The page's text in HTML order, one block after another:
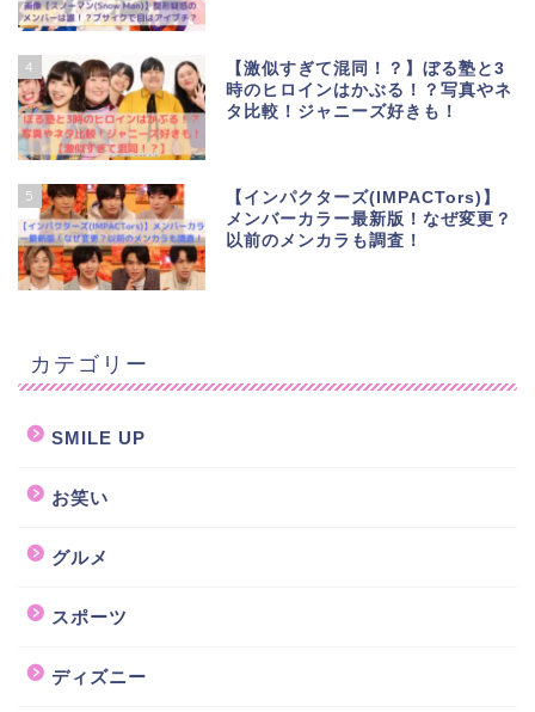
4
【激似すぎて混同！？】ぼる塾と3
時のヒロインはかぶる！？写真やネ
タ比較！ジャニーズ好きも！
5
【インパクターズ(IMPACTors)】
メンバーカラー最新版！なぜ変更？
以前のメンカラも調査！
カテゴリー
SMILE UP
お笑い
グルメ
スポーツ
ディズニー